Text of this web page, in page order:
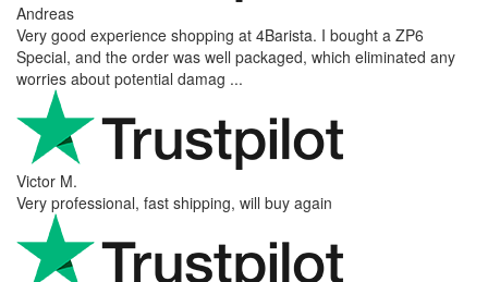
Andreas
Very good experience shopping at 4Barista. I bought a ZP6
Special, and the order was well packaged, which eliminated any
worries about potential damag ...
Victor M.
Very professional, fast shipping, will buy again